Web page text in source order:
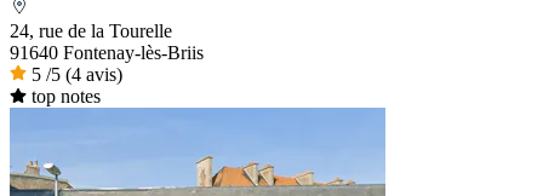
24, rue de la Tourelle
91640 Fontenay-lès-Briis
5 /5 (4 avis)
top notes